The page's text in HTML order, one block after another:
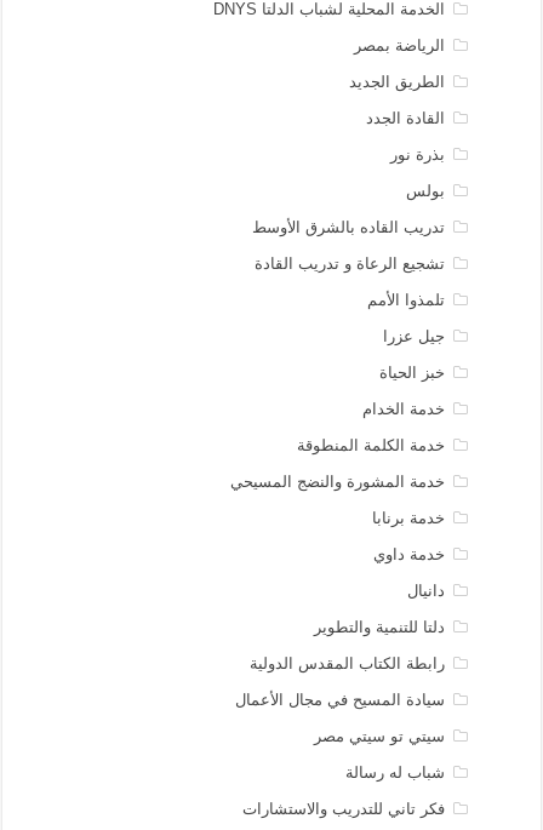
الخدمة المحلية لشباب الدلتا DNYS
الرياضة بمصر
الطريق الجديد
القادة الجدد
بذرة نور
بولس
تدريب القاده بالشرق الأوسط
تشجيع الرعاة و تدريب القادة
تلمذوا الأمم
جيل عزرا
خبز الحياة
خدمة الخدام
خدمة الكلمة المنطوقة
خدمة المشورة والنضج المسيحي
خدمة برنابا
خدمة داوي
دانيال
دلتا للتنمية والتطوير
رابطة الكتاب المقدس الدولية
سيادة المسيح في مجال الأعمال
سيتي تو سيتي مصر
شباب له رسالة
فكر تاني للتدريب والاستشارات